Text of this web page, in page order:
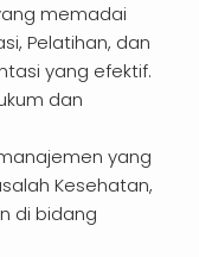
memadai
Pelatihan, dan
yang efektif.
dan
yang
Kesehatan,
di bidang